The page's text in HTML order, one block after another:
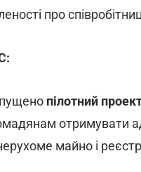
про
пілотний
отримувати
майно і